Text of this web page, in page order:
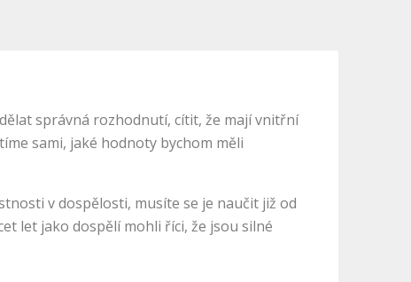
správná rozhodnutí, cítit, že mají vnitřní
sami, jaké hodnoty bychom měli
v dospělosti, musíte se je naučit již od
let jako dospělí mohli říci, že jsou silné